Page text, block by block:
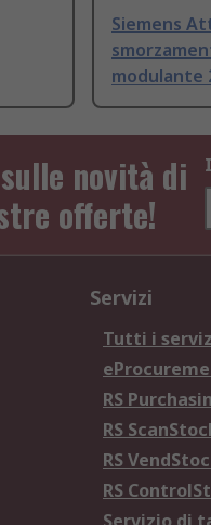
Siemens
modulante
novità di
offerte!
Servizi
Tutti i
RS
RS
RS
RS